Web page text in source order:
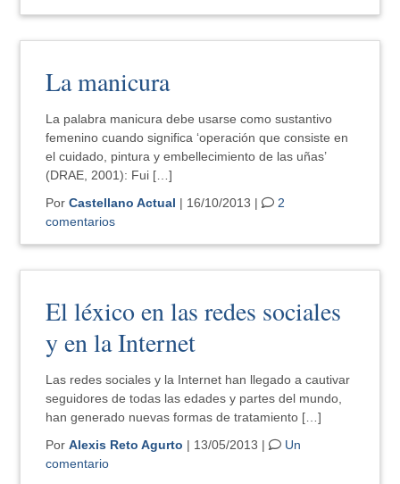
La manicura
La palabra manicura debe usarse como sustantivo
femenino cuando significa ‘operación que consiste en
el cuidado, pintura y embellecimiento de las uñas’
(DRAE, 2001): Fui […]
PorCastellano Actual | 16/10/2013 |
2
comentarios
El léxico en las redes sociales
y en la Internet
Las redes sociales y la Internet han llegado a cautivar
seguidores de todas las edades y partes del mundo,
han generado nuevas formas de tratamiento […]
PorAlexis Reto Agurto | 13/05/2013 |
Un
comentario